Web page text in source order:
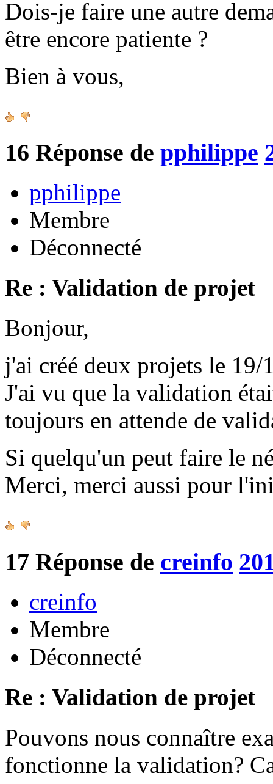
Dois-je faire une autre
être encore patiente ?
Bien à vous,
16 Réponse de pphilippe
pphilippe
Membre
Déconnecté
Re : Validation de projet
Bonjour,
j'ai créé deux projets le 19/
J'ai vu que la validation
toujours en attende de
Si quelqu'un peut faire le
Merci, merci aussi pour
17 Réponse de creinfo
creinfo
Membre
Déconnecté
Re : Validation de projet
Pouvons nous connaître
fonctionne la validation?